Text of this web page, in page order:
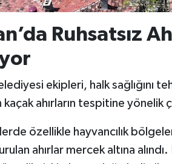
Ruhsatsız
ekipleri, halk sağlığını
ahırların tespitine yönelik
özellikle hayvancılık
ahırlar mercek altına